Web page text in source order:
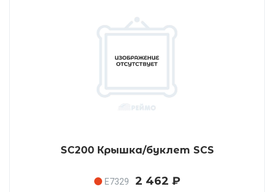
SC200 Крышка/буклет SCS
E7329 2 462 ₽